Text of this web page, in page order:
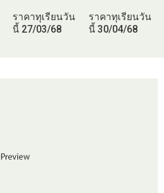
ราคาทุเรียนวัน
นี้ 27/03/68
ราคาทุเรียนวัน
นี้ 30/04/68